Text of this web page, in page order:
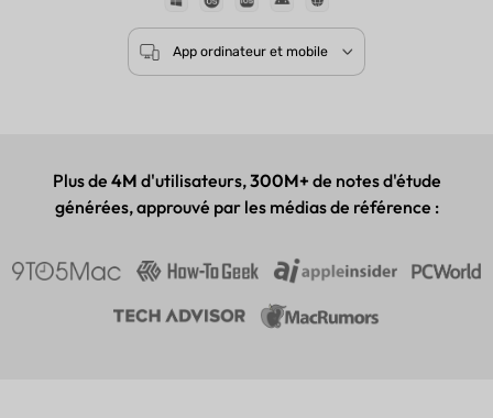
UPDF AI est disponible sur
Plus de 4M d'utilisateurs,300M+ de notes d'étude
générées, approuvé par les médias de référence :